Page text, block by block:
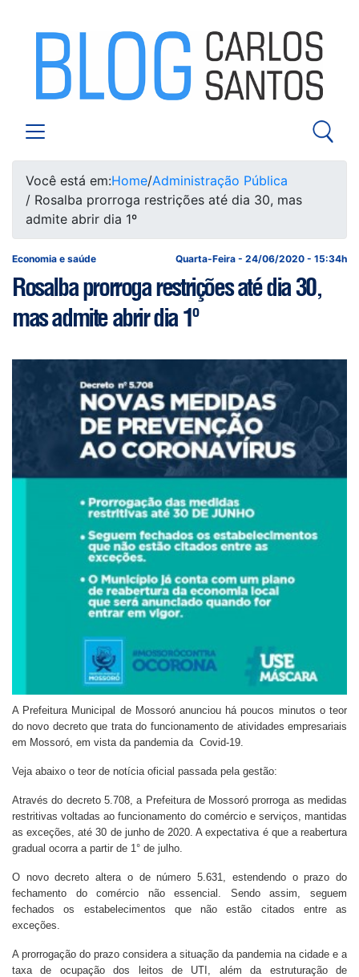
Você está em:Home/Administração Pública
/ Rosalba prorroga restrições até dia 30, mas
admite abrir dia 1º
Quarta-Feira - 24/06/2020 - 15:34h
Economia e saúde
Rosalba prorroga restrições até dia 30,
mas admite abrir dia 1º
A Prefeitura Municipal de Mossoró anunciou há poucos minutos o teor
do novo decreto que trata do funcionamento de atividades empresariais
em Mossoró, em vista da pandemia da Covid-19.
Veja abaixo o teor de notícia oficial passada pela gestão:
Através do decreto 5.708, a Prefeitura de Mossoró prorroga as medidas
restritivas voltadas ao funcionamento do comércio e serviços, mantidas
as exceções, até 30 de junho de 2020. A expectativa é que a reabertura
gradual ocorra a partir de 1° de julho.
O novo decreto altera o de número 5.631, estendendo o prazo do
fechamento do comércio não essencial. Sendo assim, seguem
fechados os estabelecimentos que não estão citados entre as
exceções.
A prorrogação do prazo considera a situação da pandemia na cidade e a
taxa de ocupação dos leitos de UTI, além da estruturação de